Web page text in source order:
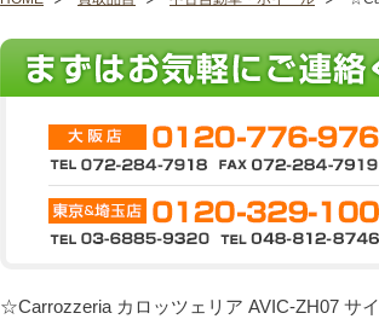
☆Carrozzeria カロッツェリア AVIC-ZH07 サ